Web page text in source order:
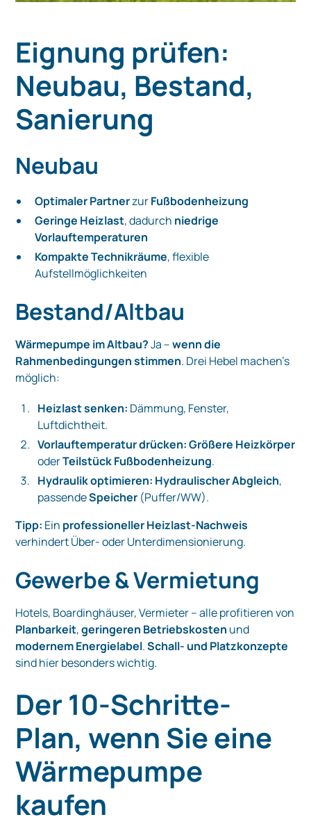
Eignung prüfen:
Neubau, Bestand,
Sanierung
Neubau
Optimaler PartnerzurFußbodenheizung
Geringe Heizlast, dadurch niedrige
Vorlauftemperaturen
Kompakte Technikräume, flexible
Aufstellmöglichkeiten
Bestand/Altbau
Wärmepumpe im Altbau?Ja –wenn die
Rahmenbedingungen stimmen. Drei Hebel machen’s
möglich:
Heizlast senken: Dämmung, Fenster,
Luftdichtheit.
Vorlauftemperatur drücken:Größere Heizkörper
oderTeilstück Fußbodenheizung.
Hydraulik optimieren: Hydraulischer Abgleich,
passendeSpeicher (Puffer/WW).
Tipp: Ein professioneller Heizlast-Nachweis
verhindert Über- oder Unterdimensionierung.
Gewerbe & Vermietung
Hotels, Boardinghäuser, Vermieter – alle profitieren von
Planbarkeit,geringeren Betriebskosten und
modernem Energielabel.Schall- und Platzkonzepte
sind hier besonders wichtig.
Der 10-Schritte-
Plan, wenn Sie eine
Wärmepumpe
kaufen